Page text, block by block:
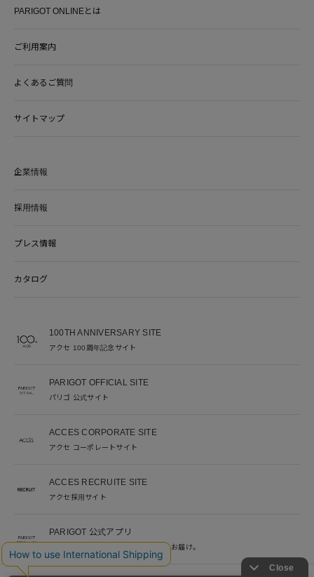
PARIGOT ONLINEとは
ご利用案内
よくあるご質問
サイトマップ
企業情報
採用情報
プレス情報
カタログ
100TH ANNIVERSARY SITE
アクセ 100周年記念サイト
PARIGOT OFFICIAL SITE
パリゴ 公式サイト
ACCES CORPORATE SITE
アクセ コーポレートサイト
ACCES RECRUITE SITE
アクセ採用サイト
PARIGOT 公式アプリ
新着情報を、プッシュ通知でいち早くお届け。